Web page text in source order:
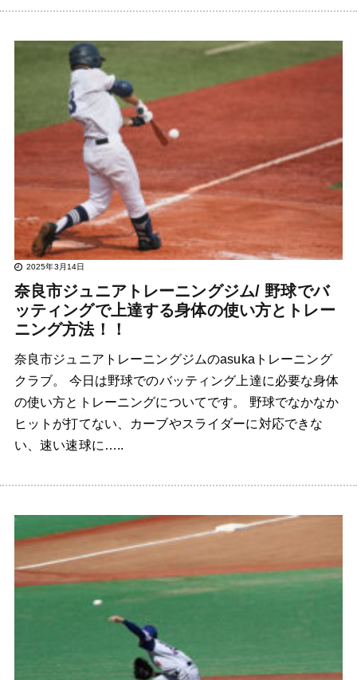
2025年3月14日
奈良市ジュニアトレーニングジム/ 野球でバ
ッティングで上達する身体の使い方とトレー
ニング方法！！
奈良市ジュニアトレーニングジムのasukaトレーニング
クラブ。 今日は野球でのバッティング上達に必要な身体
の使い方とトレーニングについてです。 野球でなかなか
ヒットが打てない、カーブやスライダーに対応できな
い、速い速球に…..